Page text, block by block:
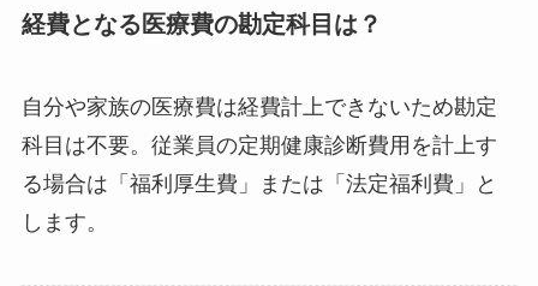
経費となる医療費の勘定科目は？
自分や家族の医療費は経費計上できないため勘定
科目は不要。従業員の定期健康診断費用を計上す
る場合は「福利厚生費」または「法定福利費」と
します。